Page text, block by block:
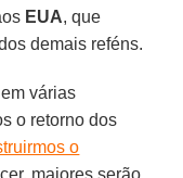
EUA, que
demais reféns.
várias
o retorno dos
o
maiores serão